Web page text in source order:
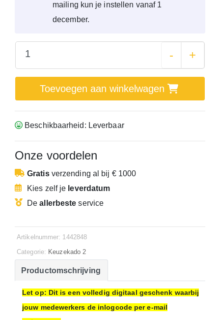
mailing kun je instellen vanaf 1
december.
- +
Toevoegen aan winkelwagen
Beschikbaarheid: Leverbaar
Onze voordelen
Gratisverzending al bij € 1000
Kies zelf je leverdatum
Deallerbeste service
Artikelnummer: 1442848
Categorie: Keuzekado 2
Productomschrijving
Let op: Dit is een volledig digitaal geschenk waarbij
jouw medewerkers de inlogcode per e-mail